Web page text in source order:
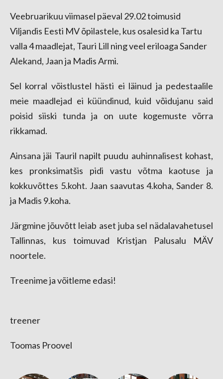
Veebruarikuu viimasel päeval 29.02 toimusid
Viljandis Eesti MV õpilastele, kus osalesid ka Tartu
valla 4 maadlejat, Tauri Lill ning veel eriloaga Sander
Alekand, Jaan ja Madis Armi.
Sel korral võistlustel hästi ei läinud ja pedestaalile
meie maadlejad ei küündinud, kuid võidujanu said
poisid siiski tunda ja on uute kogemuste võrra
rikkamad.
Ainsana jäi Tauril napilt puudu auhinnalisest kohast,
kes pronksimatšis pidi vastu võtma kaotuse ja
kokkuvõttes 5.koht. Jaan saavutas 4.koha, Sander 8.
ja Madis 9.koha.
Järgmine jõuvõtt leiab aset juba sel nädalavahetusel
Tallinnas, kus toimuvad Kristjan Palusalu MÄV
noortele.
Treenime ja võitleme edasi!
treener
Toomas Proovel